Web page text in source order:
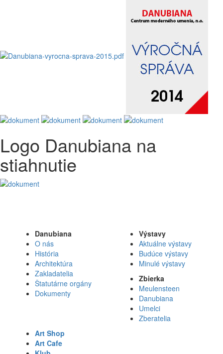
Logo Danubiana na
stiahnutie
Danubiana
O nás
História
Architektúra
Zakladatelia
Štatutárne orgány
Dokumenty
Výstavy
Aktuálne výstavy
Budúce výstavy
Minulé výstavy
Zbierka
Meulensteen
Danubiana
Umelci
Zberatelia
Art Shop
Art Cafe